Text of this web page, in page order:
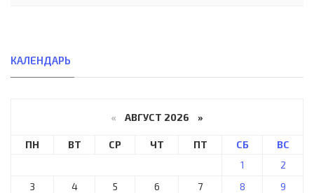
КАЛЕНДАРЬ
« АВГУСТ 2026 »
ПН ВТ СР ЧТ ПТ СБ
ВС
1
2
3
4 5 6 7 8
9